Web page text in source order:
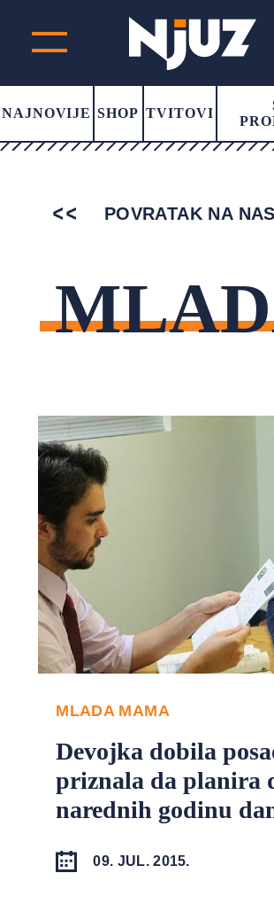
NAJNOVIJE SHOP TVITOVI
POVRATAK NA
MLADA MAMA
Devojka dobila
priznala da planira
narednih godinu
09. JUL. 2015.